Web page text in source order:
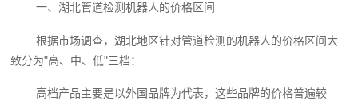
一、湖北管道检测机器人的价格区间
根据市场调查，湖北地区针对管道检测的机器人的价格区间大
致分为"高、中、低"三档：
高档产品主要是以外国品牌为代表，这些品牌的价格普遍较